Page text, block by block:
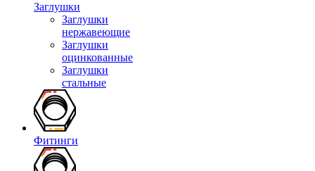
Заглушки
Заглушки
нержавеющие
Заглушки
оцинкованные
Заглушки
стальные
Фитинги